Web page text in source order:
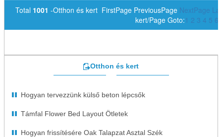
Total 1001 -Otthon és kert FirstPage PreviousPage NextPage
kert/Page Goto:1 2 3 4 5 6
Otthon és kert
Hogyan tervezzünk külső beton lépcsők
Támfal Flower Bed Layout Ötletek
Hogyan frissítésére Oak Talapzat Asztal Szék